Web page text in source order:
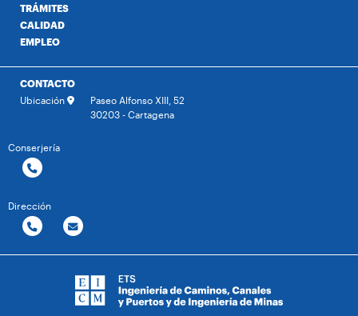
TRÁMITES
CALIDAD
EMPLEO
CONTACTO
Ubicación
Paseo Alfonso XIII, 52
30203 - Cartagena
Conserjería
Dirección